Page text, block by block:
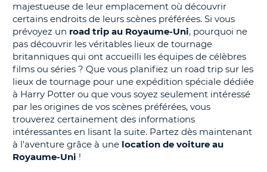
majestueuse de leur emplacement où découvrir
certains endroits de leurs scènes préférées. Si vous
prévoyez un road trip au Royaume-Uni, pourquoi ne
pas découvrir les véritables lieux de tournage
britanniques qui ont accueilli les équipes de célèbres
films ou séries ? Que vous planifiez un road trip sur les
lieux de tournage pour une expédition spéciale dédiée
à Harry Potter ou que vous soyez seulement intéressé
par les origines de vos scènes préférées, vous
trouverez certainement des informations
intéressantes en lisant la suite. Partez dès maintenant
à l'aventure grâce à une location de voiture au
Royaume-Uni !